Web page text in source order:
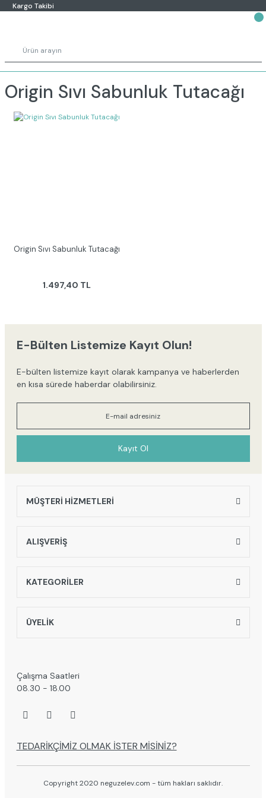
Kargo Takibi
Origin Sıvı Sabunluk Tutacağı
Origin Sıvı Sabunluk Tutacağı
1.497,40 TL
E-Bülten Listemize Kayıt Olun!
E-bülten listemize kayıt olarak kampanya ve haberlerden
en kısa sürede haberdar olabilirsiniz.
Kayıt Ol
MÜŞTERİ HİZMETLERİ
ALIŞVERİŞ
KATEGORİLER
ÜYELİK
Çalışma Saatleri
08.30 - 18.00
TEDARİKÇİMİZ OLMAK İSTER MİSİNİZ?
Copyright 2020 neguzelev.com - tüm hakları saklıdır.